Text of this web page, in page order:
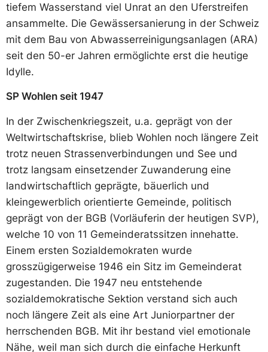
tiefem Wasserstand viel Unrat an den Uferstreifen
ansammelte. Die Gewässersanierung in der Schweiz
mit dem Bau von Abwasserreinigungsanlagen (ARA)
seit den 50-er Jahren ermöglichte erst die heutige
Idylle.
SP Wohlen seit 1947
In der Zwischenkriegszeit, u.a. geprägt von der
Weltwirtschaftskrise, blieb Wohlen noch längere Zeit
trotz neuen Strassenverbindungen und See und
trotz langsam einsetzender Zuwanderung eine
landwirtschaftlich geprägte, bäuerlich und
kleingewerblich orientierte Gemeinde, politisch
geprägt von der BGB (Vorläuferin der heutigen SVP),
welche 10 von 11 Gemeinderatssitzen innehatte.
Einem ersten Sozialdemokraten wurde
grosszügigerweise 1946 ein Sitz im Gemeinderat
zugestanden. Die 1947 neu entstehende
sozialdemokratische Sektion verstand sich auch
noch längere Zeit als eine Art Juniorpartner der
herrschenden BGB. Mit ihr bestand viel emotionale
Nähe, weil man sich durch die einfache Herkunft